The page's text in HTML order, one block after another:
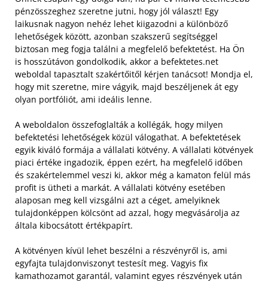
pénzösszeghez szeretne jutni, hogy jól választ! Egy
laikusnak nagyon nehéz lehet kiigazodni a különböző
lehetőségek között, azonban szakszerű segítséggel
biztosan meg fogja találni a megfelelő befektetést. Ha Ön
is hosszútávon gondolkodik, akkor a befektetes.net
weboldal tapasztalt szakértőitől kérjen tanácsot! Mondja el,
hogy mit szeretne, mire vágyik, majd beszéljenek át egy
olyan portfóliót, ami ideális lenne.
A weboldalon összefoglalták a kollégák, hogy milyen
befektetési lehetőségek közül válogathat. A befektetések
egyik kiváló formája a vállalati kötvény. A vállalati kötvények
piaci értéke ingadozik, éppen ezért, ha megfelelő időben
és szakértelemmel veszi ki, akkor még a kamaton felül más
profit is ütheti a markát. A vállalati kötvény esetében
alaposan meg kell vizsgálni azt a céget, amelyiknek
tulajdonképpen kölcsönt ad azzal, hogy megvásárolja az
általa kibocsátott értékpapírt.
A kötvényen kívül lehet beszélni a részvényről is, ami
egyfajta tulajdonviszonyt testesít meg. Vagyis fix
kamathozamot garantál, valamint egyes részvények után